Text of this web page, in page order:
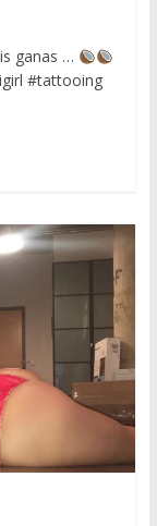
ganas …
#tattooing